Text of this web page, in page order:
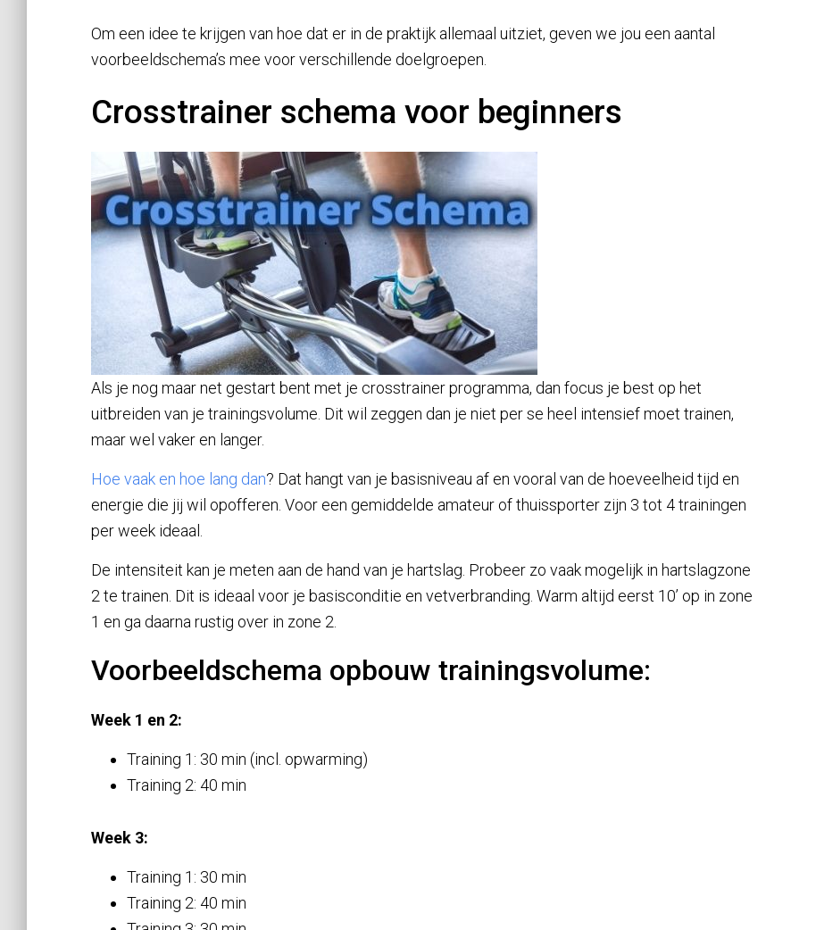
Om een idee te krijgen van hoe dat er in de praktijk allemaal uitziet, geven we jou een aantal
voorbeeldschema’s mee voor verschillende doelgroepen.
Crosstrainer schema voor beginners
Als je nog maar net gestart bent met je crosstrainer programma, dan focus je best op het
uitbreiden van je trainingsvolume. Dit wil zeggen dan je niet per se heel intensief moet trainen,
maar wel vaker en langer.
Hoe vaak en hoe lang dan? Dat hangt van je basisniveau af en vooral van de hoeveelheid tijd en
energie die jij wil opofferen. Voor een gemiddelde amateur of thuissporter zijn 3 tot 4 trainingen
per week ideaal.
De intensiteit kan je meten aan de hand van je hartslag. Probeer zo vaak mogelijk in hartslagzone
2 te trainen. Dit is ideaal voor je basisconditie en vetverbranding. Warm altijd eerst 10’ op in zone
1 en ga daarna rustig over in zone 2.
Voorbeeldschema opbouw trainingsvolume:
Week 1 en 2:
Training 1: 30 min (incl. opwarming)
Training 2: 40 min
Week 3:
Training 1: 30 min
Training 2: 40 min